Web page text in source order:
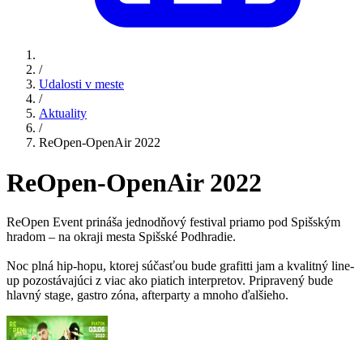
/
Udalosti v meste
/
Aktuality
/
ReOpen-OpenAir 2022
ReOpen-OpenAir 2022
ReOpen Event prináša jednodňový festival priamo pod Spišským
hradom – na okraji mesta Spišské Podhradie.
Noc plná hip-hopu, ktorej súčasťou bude grafitti jam a kvalitný line-
up pozostávajúci z viac ako piatich interpretov. Pripravený bude
hlavný stage, gastro zóna, afterparty a mnoho ďalšieho.